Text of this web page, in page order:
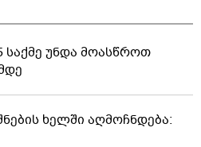
საქმე უნდა მოასწროთ
ხელში აღმოჩნდება: